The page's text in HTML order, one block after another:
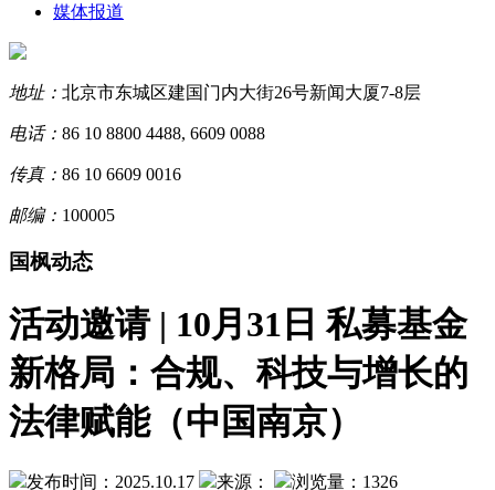
媒体报道
地址： 北京市东城区建国门内大街26号新闻大厦7-8层
电话： 86 10 8800 4488, 6609 0088
传真： 86 10 6609 0016
邮编： 100005
国枫动态
活动邀请 | 10月31日 私募基金
新格局：合规、科技与增长的
法律赋能（中国南京）
发布时间：2025.10.17 来源： 浏览量：1326